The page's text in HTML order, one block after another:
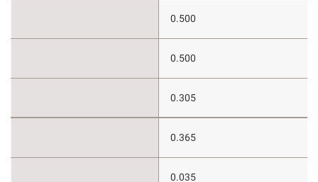
0.500
0.500
0.305
0.365
0.035